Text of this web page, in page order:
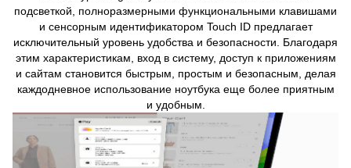
подсветкой, полноразмерными функциональными клавишами
и сенсорным идентификатором Touch ID предлагает
исключительный уровень удобства и безопасности. Благодаря
этим характеристикам, вход в систему, доступ к приложениям
и сайтам становится быстрым, простым и безопасным, делая
каждодневное использование ноутбука еще более приятным
и удобным.